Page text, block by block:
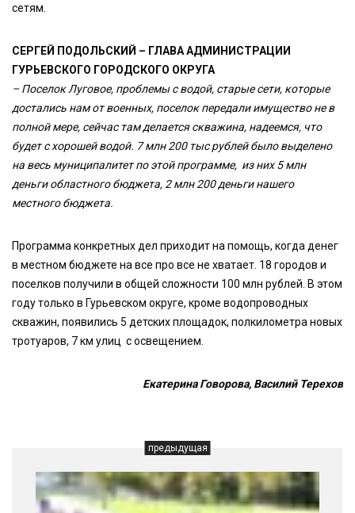
сетям.
СЕРГЕЙ ПОДОЛЬСКИЙ – ГЛАВА АДМИНИСТРАЦИИ
ГУРЬЕВСКОГО ГОРОДСКОГО ОКРУГА
– Поселок Луговое, проблемы с водой, старые сети, которые
достались нам от военных, поселок передали имущество не в
полной мере, сейчас там делается скважина, надеемся, что
будет с хорошей водой. 7 млн 200 тыс рублей было выделено
на весь муниципалитет по этой программе, из них 5 млн
деньги областного бюджета, 2 млн 200 деньги нашего
местного бюджета.
Программа конкретных дел приходит на помощь, когда денег
в местном бюджете на все про все не хватает. 18 городов и
поселков получили в общей сложности 100 млн рублей. В этом
году только в Гурьевском округе, кроме водопроводных
скважин, появились 5 детских площадок, полкилометра новых
тротуаров, 7 км улиц с освещением.
Екатерина Говорова, Василий Терехов
предыдущая